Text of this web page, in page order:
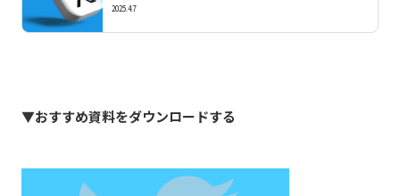
2025.4.7
▼おすすめ資料をダウンロードする